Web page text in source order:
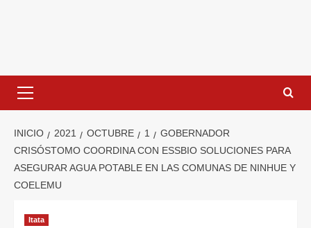
INICIO 2021 OCTUBRE 1
GOBERNADOR
CRISÓSTOMO COORDINA CON ESSBIO SOLUCIONES PARA
ASEGURAR AGUA POTABLE EN LAS COMUNAS DE NINHUE Y
COELEMU
Itata